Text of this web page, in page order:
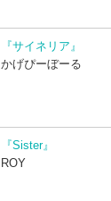
『サイネリア』
かげぴーぼーる
『Sister』
ROY